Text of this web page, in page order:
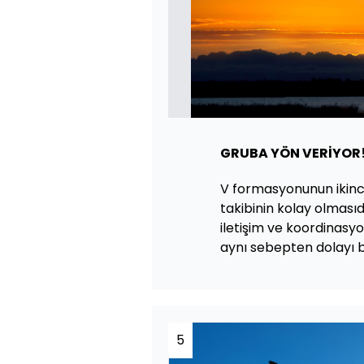
GRUBA YÖN
V formasyonunun
takibinin kolay
iletişim ve
aynı sebepten dolayı
5